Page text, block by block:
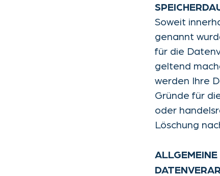
Soweit
genannt
für die
geltend
werden Ihre
Gründe für
oder
Löschung
ALLGEMEINE